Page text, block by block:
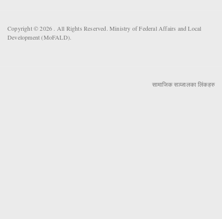
Copyright © 2026 . All Rights Reserved. Ministry of Federal Affairs and Local
Development (MoFALD).
सामाजिक सञ्जालका लिंकहरु